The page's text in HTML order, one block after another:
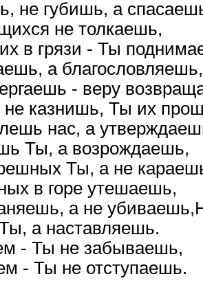
не губишь, а
не толкаешь,
в грязи - Ты
а благословляешь,
- веру
казнишь, Ты их
нас, а
Ты, а возрождаешь,
Ты, а не
в горе утешаешь,
а не
а наставляешь.
- Ты не забываешь,
- Ты не отступаешь.